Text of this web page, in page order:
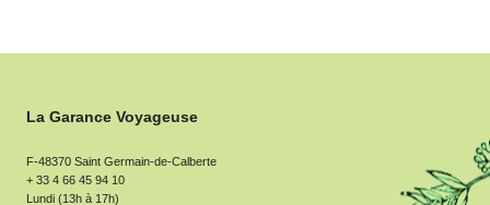
La Garance Voyageuse
F-48370 Saint Germain-de-Calberte
+ 33 4 66 45 94 10
Lundi (13h à 17h)